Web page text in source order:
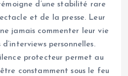
d’une stabilité rare
et de la presse. Leur
jamais commenter leur vie
personnelles.
protecteur permet au
constamment sous le feu